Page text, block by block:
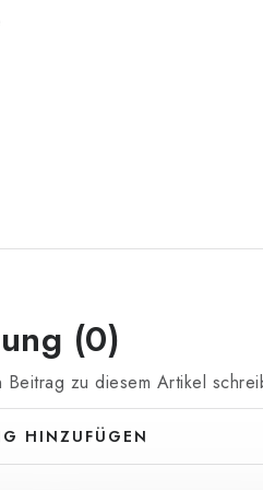
(0)
zu diesem Artikel
HINZUFÜGEN